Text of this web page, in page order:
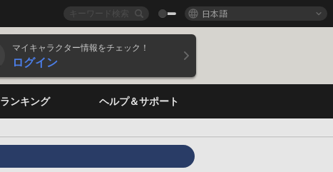
日本語
マイキャラクター情報をチェック！
ログイン
ランキング ヘルプ＆サポート